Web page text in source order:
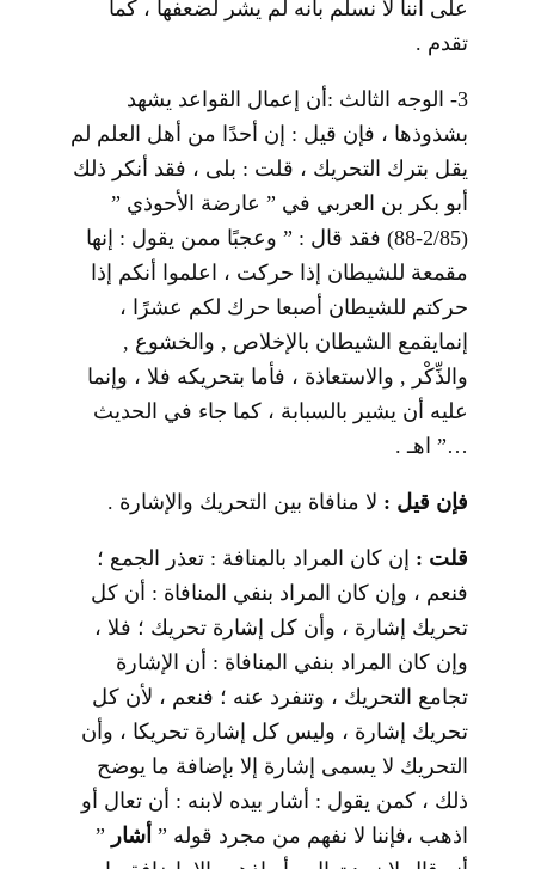
على أننا لا نسلم بأنه لم يشر لضعفها ، كما
تقدم .
3- الوجه الثالث :أن إعمال القواعد يشهد
بشذوذها ، فإن قيل : إن أحدًا من أهل العلم لم
يقل بترك التحريك ، قلت : بلى ، فقد أنكر ذلك
أبو بكر بن العربي في ” عارضة الأحوذي ”
(2/85-88) فقد قال : ” وعجبًا ممن يقول : إنها
مقمعة للشيطان إذا حركت ، اعلموا أنكم إذا
حركتم للشيطان أصبعا حرك لكم عشرًا ،
إنمايقمع الشيطان بالإخلاص , والخشوع ,
والذِّكْر , والاستعاذة ، فأما بتحريكه فلا ، وإنما
عليه أن يشير بالسبابة ، كما جاء في الحديث
…” اهـ .
فإن قيل : لا منافاة بين التحريك والإشارة .
قلت : إن كان المراد بالمنافة : تعذر الجمع ؛
فنعم ، وإن كان المراد بنفي المنافاة : أن كل
تحريك إشارة ، وأن كل إشارة تحريك ؛ فلا ،
وإن كان المراد بنفي المنافاة : أن الإشارة
تجامع التحريك ، وتنفرد عنه ؛ فنعم ، لأن كل
تحريك إشارة ، وليس كل إشارة تحريكا ، وأن
التحريك لا يسمى إشارة إلا بإضافة ما يوضح
ذلك ، كمن يقول : أشار بيده لابنه : أن تعال أو
اذهب ،فإننا لا نفهم من مجرد قوله ” أشار ”